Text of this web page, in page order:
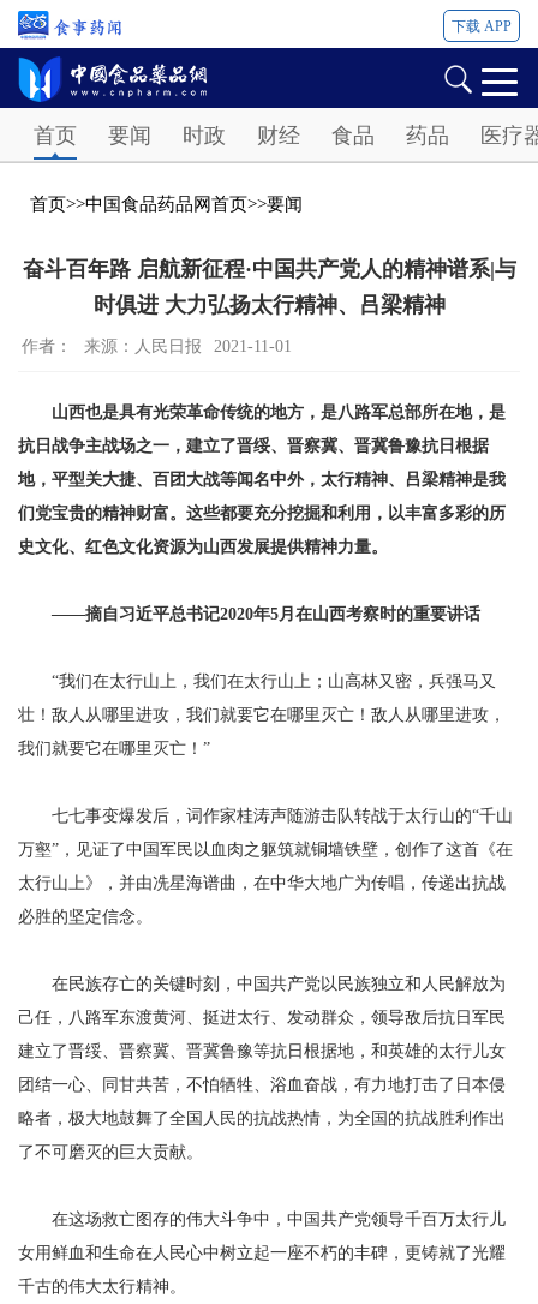
下载 APP
首页 要闻 时政 财经 食品 药品 医疗
首页>>中国食品药品网首页>>要闻
奋斗百年路 启航新征程·中国共产党人的精神谱系|与
时俱进 大力弘扬太行精神、吕梁精神
作者： 来源：人民日报 2021-11-01
山西也是具有光荣革命传统的地方，是八路军总部所在地，是
抗日战争主战场之一，建立了晋绥、晋察冀、晋冀鲁豫抗日根据
地，平型关大捷、百团大战等闻名中外，太行精神、吕梁精神是我
们党宝贵的精神财富。这些都要充分挖掘和利用，以丰富多彩的历
史文化、红色文化资源为山西发展提供精神力量。
——摘自习近平总书记2020年5月在山西考察时的重要讲话
“我们在太行山上，我们在太行山上；山高林又密，兵强马又
壮！敌人从哪里进攻，我们就要它在哪里灭亡！敌人从哪里进攻，
我们就要它在哪里灭亡！”
七七事变爆发后，词作家桂涛声随游击队转战于太行山的“千山
万壑”，见证了中国军民以血肉之躯筑就铜墙铁壁，创作了这首《在
太行山上》，并由冼星海谱曲，在中华大地广为传唱，传递出抗战
必胜的坚定信念。
在民族存亡的关键时刻，中国共产党以民族独立和人民解放为
己任，八路军东渡黄河、挺进太行、发动群众，领导敌后抗日军民
建立了晋绥、晋察冀、晋冀鲁豫等抗日根据地，和英雄的太行儿女
团结一心、同甘共苦，不怕牺牲、浴血奋战，有力地打击了日本侵
略者，极大地鼓舞了全国人民的抗战热情，为全国的抗战胜利作出
了不可磨灭的巨大贡献。
在这场救亡图存的伟大斗争中，中国共产党领导千百万太行儿
女用鲜血和生命在人民心中树立起一座不朽的丰碑，更铸就了光耀
千古的伟大太行精神。